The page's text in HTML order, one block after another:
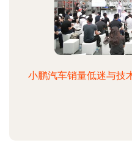
小鹏汽车销量低迷与技